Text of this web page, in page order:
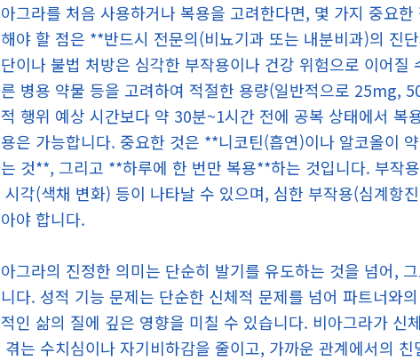
그라를 처음 사용하거나 복용을 고려한다면, 몇 가지 중요
야 할 점은 **반드시 전문의(비뇨기과 또는 내분비과)의 진
이나 불법 처방은 심각한 부작용이나 건강 위험으로 이어
병용 약물 등을 고려하여 적절한 용량(일반적으로 25mg,
행위 예상 시간보다 약 30분~1시간 전에 공복 상태에서 복
은 가능합니다. 중요한 것은 **니코틴(흡연)이나 알코올이
것**, 그리고 **하루에 한 번만 복용**하는 것입니다. 부작
시각(색채 변화) 등이 나타날 수 있으며, 심한 부작용(심계항
야 합니다.
그라의 진정한 의미는 단순히 발기를 유도하는 것을 넘어,
다. 성적 기능 문제는 단순한 신체적 문제를 넘어 파트너와
인 삶의 질에 깊은 영향을 미칠 수 있습니다. 비아그라가 신
겪는 수치심이나 자기비하감을 줄이고, 가까운 관계에서의